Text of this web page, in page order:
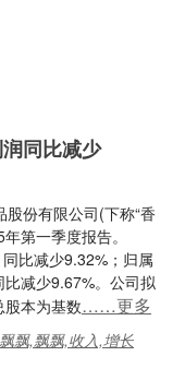
同比减少
份有限公司(下称“香
第一季度报告。
比减少9.32%；归属
减少9.67%。公司拟
本为基数……更多
飘,飘飘,收入,增长